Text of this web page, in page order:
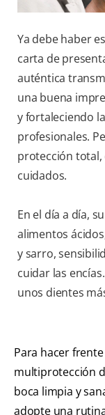
Ya debe haber
carta de
auténtica
una buena
y fortaleciendo
profesionales.
protección total,
cuidados.
En el día a día,
alimentos
y sarro,
cuidar las
unos dientes
Para hacer
multiprotección
boca limpia y
adopte una